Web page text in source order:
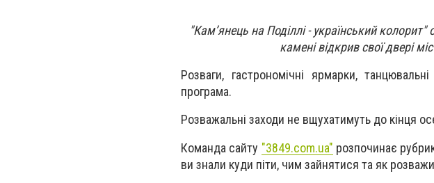
"Кам’янець на Поділлі - український
камені відкрив свої двері
Розваги, гастрономічні ярмарки,
програма.
Розважальні заходи не вщухатимуть до кінця
Команда сайту "3849.com.ua" розпочинає
ви знали куди піти, чим зайнятися та як